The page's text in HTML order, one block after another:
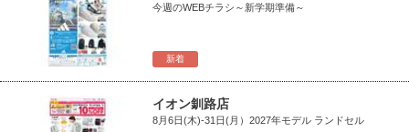
新着
今週のWEBチラシ～新学期準備～
イオン釧路店
8月6日(木)-31日(月）2027年モデル ランドセル